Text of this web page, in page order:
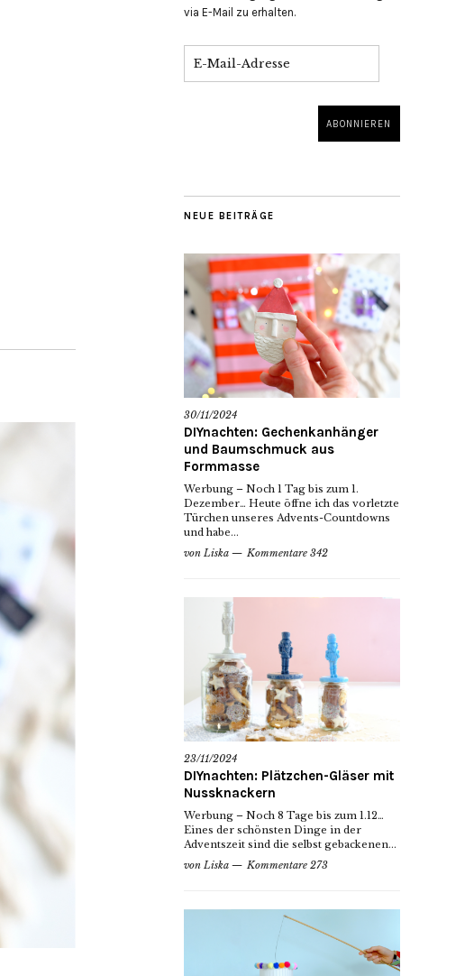
via E-Mail zu erhalten.
NEUE BEITRÄGE
30/11/2024
DIYnachten: Gechenkanhänger
und Baumschmuck aus
Formmasse
Werbung – Noch 1 Tag bis zum 1.
Dezember… Heute öffne ich das vorletzte
Türchen unseres Advents-Countdowns
und habe...
von Liska Kommentare 342
23/11/2024
DIYnachten: Plätzchen-Gläser mit
Nussknackern
Werbung – Noch 8 Tage bis zum 1.12…
Eines der schönsten Dinge in der
Adventszeit sind die selbst gebackenen...
von Liska Kommentare 273